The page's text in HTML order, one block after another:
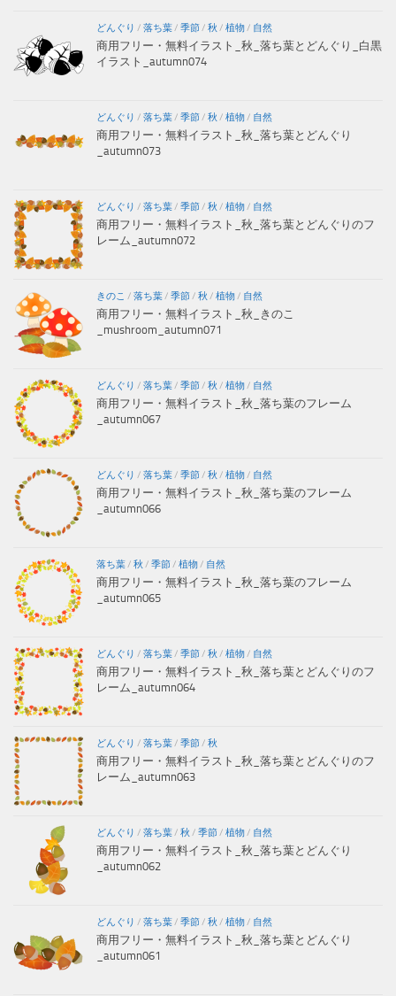
どんぐり / 落ち葉/ 季節/ 秋 / 植物/ 自然
商用フリー・無料イラスト_秋_落ち葉とどんぐり_白黒
イラスト_autumn074
どんぐり / 落ち葉/ 季節/ 秋 / 植物/ 自然
商用フリー・無料イラスト_秋_落ち葉とどんぐり
_autumn073
どんぐり / 落ち葉/ 季節/ 秋 / 植物/ 自然
商用フリー・無料イラスト_秋_落ち葉とどんぐりのフ
レーム_autumn072
きのこ / 落ち葉/ 季節/ 秋 / 植物/ 自然
商用フリー・無料イラスト_秋_きのこ
_mushroom_autumn071
どんぐり / 落ち葉/ 季節/ 秋 / 植物/ 自然
商用フリー・無料イラスト_秋_落ち葉のフレーム
_autumn067
どんぐり / 落ち葉/ 季節/ 秋 / 植物/ 自然
商用フリー・無料イラスト_秋_落ち葉のフレーム
_autumn066
落ち葉/ 秋 / 季節/ 植物/ 自然
商用フリー・無料イラスト_秋_落ち葉のフレーム
_autumn065
どんぐり / 落ち葉/ 季節/ 秋 / 植物/ 自然
商用フリー・無料イラスト_秋_落ち葉とどんぐりのフ
レーム_autumn064
どんぐり / 落ち葉/ 季節/ 秋
商用フリー・無料イラスト_秋_落ち葉とどんぐりのフ
レーム_autumn063
どんぐり / 落ち葉/ 秋 / 季節/ 植物/ 自然
商用フリー・無料イラスト_秋_落ち葉とどんぐり
_autumn062
どんぐり / 落ち葉/ 季節/ 秋 / 植物/ 自然
商用フリー・無料イラスト_秋_落ち葉とどんぐり
_autumn061